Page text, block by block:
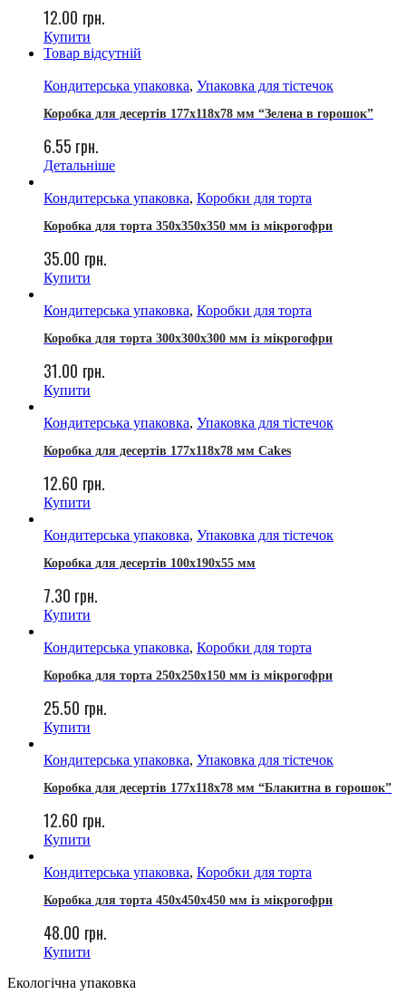
12.00 грн.
Купити
Товар відсутній
Кондитерська упаковка, Упаковка для тістечок
Коробка для десертів 177х118х78 мм “Зелена в горошок”
6.55 грн.
Детальніше
Кондитерська упаковка, Коробки для торта
Коробка для торта 350х350х350 мм із мікрогофри
35.00 грн.
Купити
Кондитерська упаковка, Коробки для торта
Коробка для торта 300х300х300 мм із мікрогофри
31.00 грн.
Купити
Кондитерська упаковка, Упаковка для тістечок
Коробка для десертів 177х118х78 мм Cakes
12.60 грн.
Купити
Кондитерська упаковка, Упаковка для тістечок
Коробка для десертів 100x190x55 мм
7.30 грн.
Купити
Кондитерська упаковка, Коробки для торта
Коробка для торта 250х250х150 мм із мікрогофри
25.50 грн.
Купити
Кондитерська упаковка, Упаковка для тістечок
Коробка для десертів 177х118х78 мм “Блакитна в горошок”
12.60 грн.
Купити
Кондитерська упаковка, Коробки для торта
Коробка для торта 450х450х450 мм із мікрогофри
48.00 грн.
Купити
Екологічна упаковка